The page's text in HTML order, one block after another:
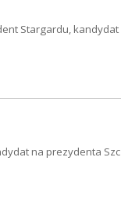
Stargardu,
na prezydenta